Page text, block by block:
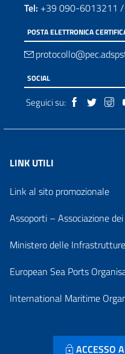
Tel: +39 090-6013211 /
POSTA ELETTRONICA
SOCIAL
Seguici su:
LINK UTILI
Link al sito promozionale
Assoporti – Associazione
Ministero delle
European Sea Ports
International Maritime
ACCESSO